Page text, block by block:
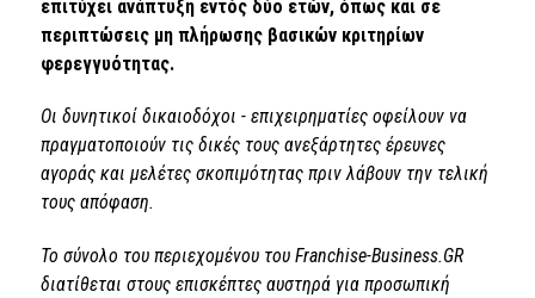
επιτύχει ανάπτυξη εντός δύο ετών, όπως και σε
περιπτώσεις μη πλήρωσης βασικών κριτηρίων
φερεγγυότητας.
Οι δυνητικοί δικαιοδόχοι - επιχειρηματίες οφείλουν να
πραγματοποιούν τις δικές τους ανεξάρτητες έρευνες
αγοράς και μελέτες σκοπιμότητας πριν λάβουν την τελική
τους απόφαση.
Το σύνολο του περιεχομένου του Franchise-Business.GR
διατίθεται στους επισκέπτες αυστηρά για προσωπική